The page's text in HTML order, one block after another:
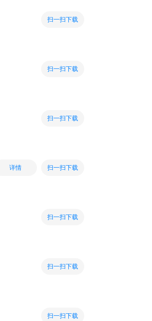
扫一扫下载
扫一扫下载
扫一扫下载
详情 扫一扫下载
扫一扫下载
扫一扫下载
扫一扫下载